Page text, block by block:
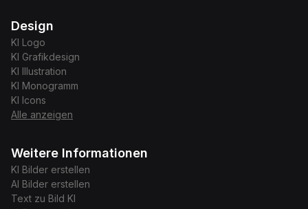
Design
KI Logo
KI Grafikdesign
KI
Illustration
KI Monogramm
KI
Icons
Alle anzeigen
Weitere Informationen
KI Bilder erstellen
AI Bilder erstellen
Text zu Bild KI